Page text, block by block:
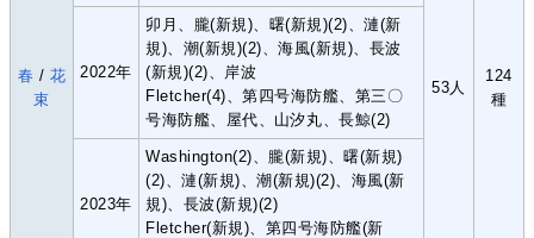
春 / 花
束
53人
124
種
2022年
卯月、朧(新規)、曙(新規)(2)、漣(新
規)、潮(新規)(2)、海風(新規)、長波
(新規)(2)、岸波
Fletcher(4)、第四号海防艦、第三〇
号海防艦、屋代、山汐丸、長鯨(2)
2023年
Washington(2)、朧(新規)、曙(新規)
(2)、漣(新規)、潮(新規)(2)、海風(新
規)、長波(新規)(2)
Fletcher(新規)、第四号海防艦(新